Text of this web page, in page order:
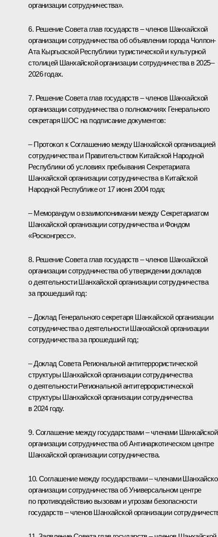
организации сотрудничества».
6. Решение Совета глав государств – членов Шанхайской
организации сотрудничества об объявлении города Чолпон-
Ата Кыргызской Республики туристической и культурной
столицей Шанхайской организации сотрудничества в 2025–
2026 годах.
7. Решение Совета глав государств – членов Шанхайской
организации сотрудничества о полномочиях Генерального
секретаря ШОС на подписание документов:
– Протокол к Соглашению между Шанхайской организацией
сотрудничества и Правительством Китайской Народной
Республики об условиях пребывания Секретариата
Шанхайской организации сотрудничества в Китайской
Народной Республике от 17 июня 2004 года;
– Меморандум о взаимопонимании между Секретариатом
Шанхайской организации сотрудничества и Фондом
«Росконгресс».
8. Решение Совета глав государств – членов Шанхайской
организации сотрудничества об утверждении докладов
о деятельности Шанхайской организации сотрудничества
за прошедший год:
– Доклад Генерального секретаря Шанхайской организации
сотрудничества о деятельности Шанхайской организации
сотрудничества за прошедший год;
– Доклад Совета Региональной антитеррористической
структуры Шанхайской организации сотрудничества
о деятельности Региональной антитеррористической
структуры Шанхайской организации сотрудничества
в 2024 году.
9. Соглашение между государствами – членами Шанхайской
организации сотрудничества об Антинаркотическом центре
Шанхайской организации сотрудничества.
10. Соглашение между государствами – членами
организации сотрудничества об Универсальном центре
по противодействию вызовам и угрозам безопасности
государств – членов Шанхайской организации